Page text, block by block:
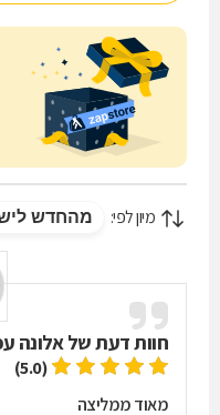
מיון לפי:
חוות דעת שלאלונה
(5.0)
מאוד ממליצה